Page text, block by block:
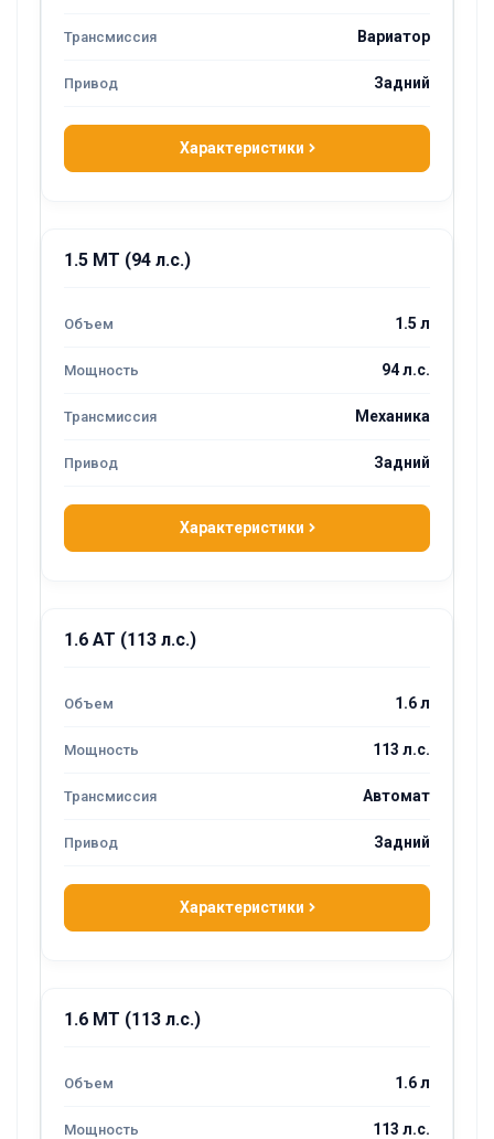
Вариатор
Задний
Характеристики
1.5 MT (94 л.с.)
1.5 л
94 л.с.
Механика
Задний
Характеристики
1.6 AT (113 л.с.)
1.6 л
113 л.с.
Автомат
Задний
Характеристики
1.6 MT (113 л.с.)
1.6 л
113 л.с.